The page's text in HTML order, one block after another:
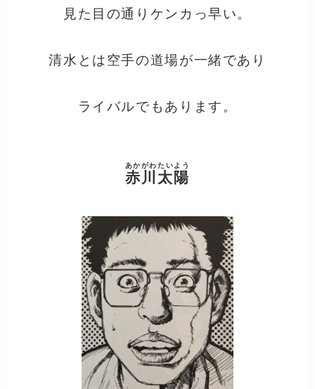
見た目の通りケンカっ早い。
清水とは空手の道場が一緒であり
ライバルでもあります。
赤川太陽
あかがわたいよう